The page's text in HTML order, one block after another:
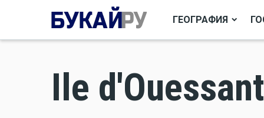
ГЕОГРАФИЯ
Ile